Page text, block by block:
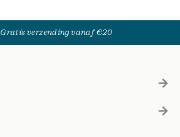
Gratis verzending vanaf €20